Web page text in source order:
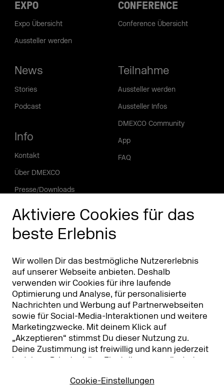
Aktiviere Cookies für das
beste Erlebnis
Wir wollen Dir das bestmögliche Nutzererlebnis
auf unserer Webseite anbieten. Deshalb
verwenden wir Cookies für ihre laufende
Optimierung und Analyse, für personalisierte
Nachrichten und Werbung auf Partnerwebseiten
sowie für Social-Media-Interaktionen und weitere
Marketingzwecke. Mit deinem Klick auf
„Akzeptieren“ stimmst Du dieser Nutzung zu.
Deine Zustimmung ist freiwillig und kann jederzeit
in deinen Privatsphäre-Einstellungen
geändert
Nutzung findest Du in unserer
Cookie-Einstellungen
EXPO
Expo Übersicht
Aussteller werden
CONFERENCE
Conference Übersicht
News
Stories
Podcast
Info
Kontakt
Über DMEXCO
Presse/Downloads
Phishing Alarm
Teilnahme
Aussteller werden
Aussteller Infos
DMEXCO Community
App
FAQ
Partner
Partner & Sponsoren DMEXCO Asia
Koelnmesse GmbH
T. +49 221 821 2020